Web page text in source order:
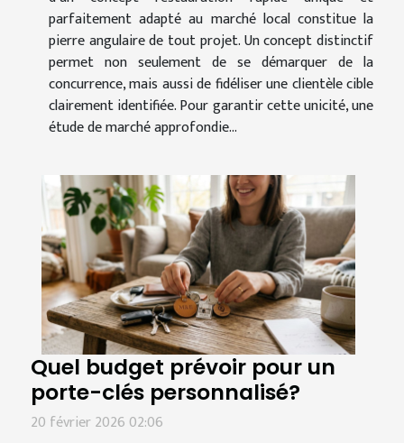
parfaitement adapté au marché local constitue la
pierre angulaire de tout projet. Un concept distinctif
permet non seulement de se démarquer de la
concurrence, mais aussi de fidéliser une clientèle cible
clairement identifiée. Pour garantir cette unicité, une
étude de marché approfondie...
Quel budget prévoir pour un
porte-clés personnalisé?
20 février 2026 02:06